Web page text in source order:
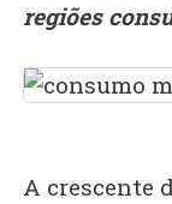
regiões
A crescente